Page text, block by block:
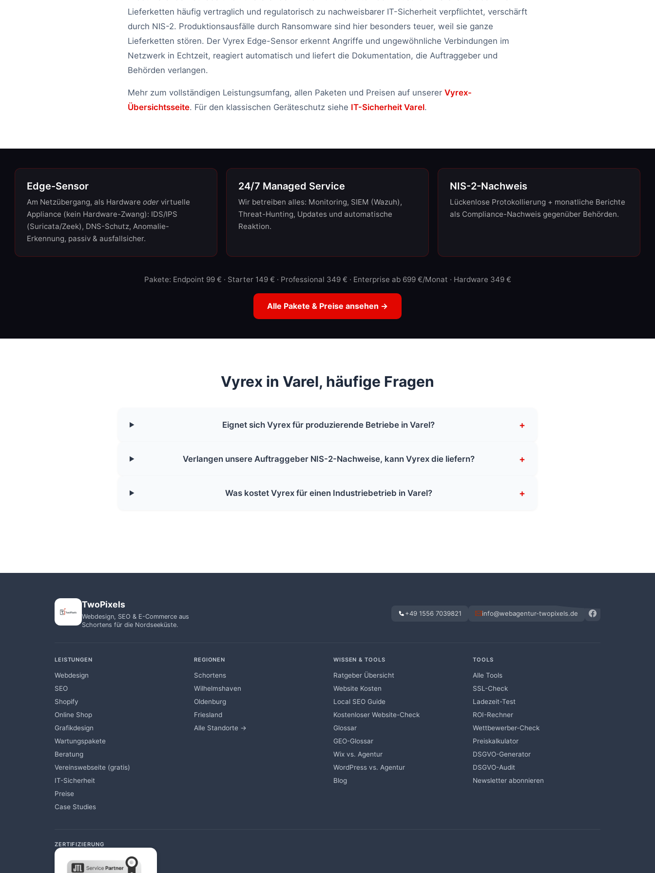
Lieferketten häufig vertraglich und regulatorisch zu nachweisbarer IT-Sicherheit verpflichtet, verschärft
durch NIS-2. Produktionsausfälle durch Ransomware sind hier besonders teuer, weil sie ganze
Lieferketten stören. Der Vyrex Edge-Sensor erkennt Angriffe und ungewöhnliche Verbindungen im
Netzwerk in Echtzeit, reagiert automatisch und liefert die Dokumentation, die Auftraggeber und
Behörden verlangen.
Mehr zum vollständigen Leistungsumfang, allen Paketen und Preisen auf unserer Vyrex-
Übersichtsseite. Für den klassischen Geräteschutz siehe IT-Sicherheit Varel.
Edge-Sensor
Am Netzübergang, als Hardware oder virtuelle
Appliance (kein Hardware-Zwang): IDS/IPS
(Suricata/Zeek), DNS-Schutz, Anomalie-
Erkennung, passiv & ausfallsicher.
24/7 Managed Service
Wir betreiben alles: Monitoring, SIEM (Wazuh),
Threat-Hunting, Updates und automatische
Reaktion.
NIS-2-Nachweis
Lückenlose Protokollierung + monatliche Berichte
als Compliance-Nachweis gegenüber Behörden.
Pakete: Endpoint 99 € · Starter 149 € · Professional 349 € · Enterprise ab 699 €/Monat · Hardware 349 €
Alle Pakete & Preise ansehen →
Vyrex in Varel, häufige Fragen
Eignet sich Vyrex für produzierende Betriebe in Varel? +
Verlangen unsere Auftraggeber NIS-2-Nachweise, kann Vyrex die liefern? +
Was kostet Vyrex für einen Industriebetrieb in Varel? +
TwoPixels
Webdesign, SEO & E-Commerce aus
Schortens für die Nordseeküste.
+49 1556 7039821 info@webagentur-twopixels.de
LEISTUNGEN
Webdesign
SEO
Shopify
Online Shop
Grafikdesign
Wartungspakete
Beratung
Vereinswebseite (gratis)
IT-Sicherheit
Preise
Case Studies
REGIONEN
Schortens
Wilhelmshaven
Oldenburg
Friesland
Alle Standorte →
WISSEN & TOOLS
Ratgeber Übersicht
Website Kosten
Local SEO Guide
Kostenloser Website-Check
Glossar
GEO-Glossar
Wix vs. Agentur
WordPress vs. Agentur
Blog
TOOLS
Alle Tools
SSL-Check
Ladezeit-Test
ROI-Rechner
Wettbewerber-Check
Preiskalkulator
DSGVO-Generator
DSGVO-Audit
Newsletter abonnieren
ZERTIFIZIERUNG